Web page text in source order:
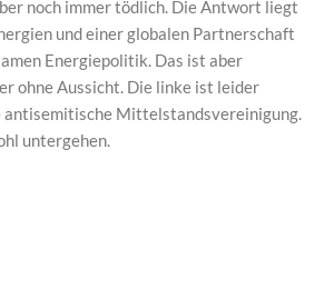
noch immer tödlich. Die Antwort liegt
und einer globalen Partnerschaft
Energiepolitik. Das ist aber
ohne Aussicht. Die linke ist leider
antisemitische Mittelstandsvereinigung.
untergehen.